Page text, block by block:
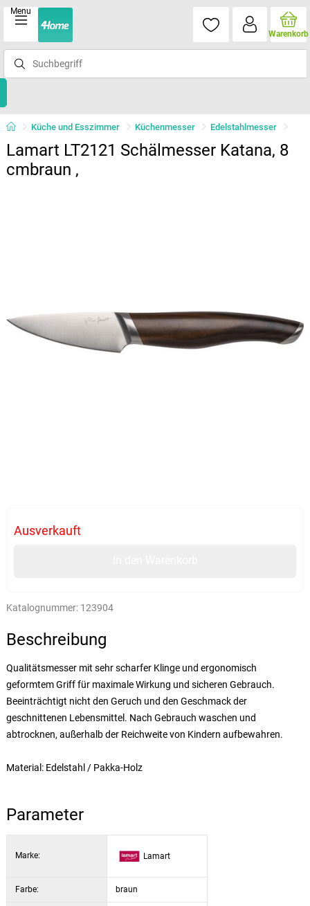
Menu
Warenkorb
Küche und Esszimmer Küchenmesser Edelstahlmesser
Lamart LT2121 Schälmesser Katana, 8
cmbraun ,
Ausverkauft
Katalognummer: 123904
Beschreibung
Qualitätsmesser mit sehr scharfer Klinge und ergonomisch
geformtem Griff für maximale Wirkung und sicheren Gebrauch.
Beeinträchtigt nicht den Geruch und den Geschmack der
geschnittenen Lebensmittel. Nach Gebrauch waschen und
abtrocknen, außerhalb der Reichweite von Kindern aufbewahren.
Material: Edelstahl / Pakka-Holz
Parameter
Marke: Lamart
Farbe: braun